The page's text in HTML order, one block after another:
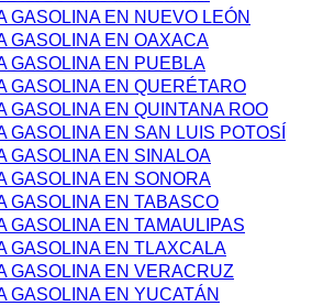
GASOLINA EN NUEVO LEÓN
GASOLINA EN OAXACA
GASOLINA EN PUEBLA
GASOLINA EN QUERÉTARO
GASOLINA EN QUINTANA ROO
GASOLINA EN SAN LUIS POTOSÍ
GASOLINA EN SINALOA
GASOLINA EN SONORA
GASOLINA EN TABASCO
GASOLINA EN TAMAULIPAS
GASOLINA EN TLAXCALA
GASOLINA EN VERACRUZ
GASOLINA EN YUCATÁN